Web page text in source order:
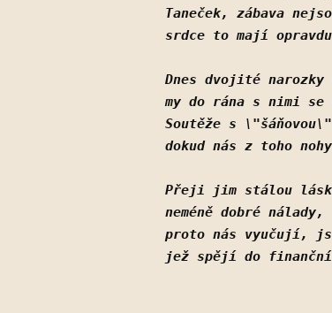
Taneček, zábava
srdce to mají
Dnes dvojité
my do rána s nimi
Soutěže s
dokud nás z toho
Přeji jim stálou
neméně dobré nálady,
proto nás vyučují,
jež spějí do finanční